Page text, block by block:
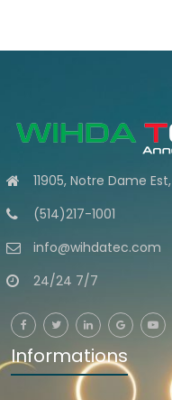
11905, Notre Dame Est,
(514)217-1001
info@wihdatec.com
24/24 7/7
Informations